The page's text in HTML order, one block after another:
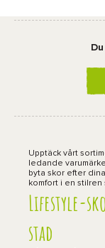
Upptäck vårt
ledande
byta skor efter
komfort i en stilren
Lifestyle-
stad